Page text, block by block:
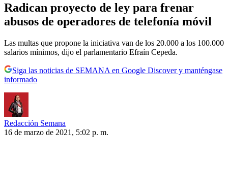
Radican proyecto de ley para frenar
abusos de operadores de telefonía móvil
Las multas que propone la iniciativa van de los 20.000 a los 100.000
salarios mínimos, dijo el parlamentario Efraín Cepeda.
Siga las noticias de SEMANA en Google Discover y manténgase
informado
Redacción Semana
16 de marzo de 2021, 5:02 p. m.